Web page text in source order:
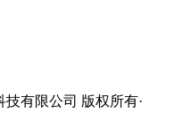
技有限公司 版权所有·